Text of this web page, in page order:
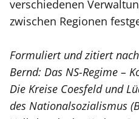
verschiedenen
zwischen Regionen
Formuliert und zitiert
Bernd: Das NS-Regime –
Die Kreise Coesfeld und
des Nationalsozialismus